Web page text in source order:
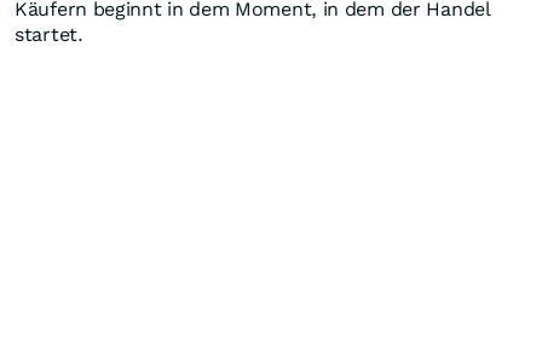
Käufern beginnt in dem Moment, in dem der Handel
startet.